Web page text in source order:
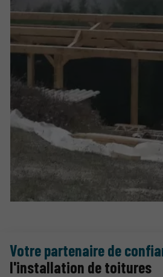
Votre partenaire de
l'installation de toitures